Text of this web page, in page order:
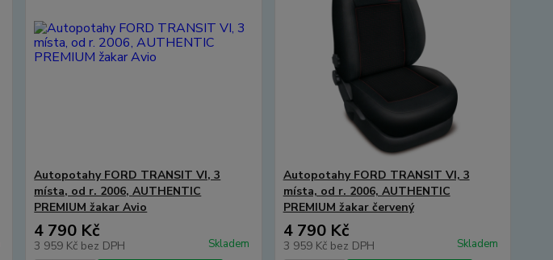
Autopotahy FORD TRANSIT VI, 3
místa, od r. 2006, AUTHENTIC
PREMIUM žakar Avio
4 790 Kč
3 959 Kč bez DPH Skladem
Autopotahy FORD TRANSIT VI, 3
místa, od r. 2006, AUTHENTIC
PREMIUM žakar červený
4 790 Kč
3 959 Kč bez DPH Skladem